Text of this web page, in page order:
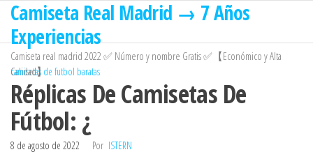
Saltar
contenido
Camiseta Real Madrid → 7 Años
Experiencias
Camiseta real madrid 2022 ✅ Número y nombre Gratis ✅【Económico y Alta
Calidad】
camisetas de futbol baratas
Réplicas De Camisetas De
Fútbol: ¿
8 de agosto de 2022 Por ISTERN